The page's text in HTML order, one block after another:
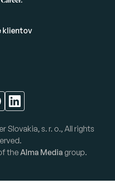
klientov
Slovakia, s. r. o., All rights
theAlma Media group.